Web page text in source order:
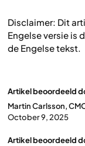
Disclaimer: Dit
Engelse versie is
de Engelse tekst.
Artikel beoordeeld
Martin Carlsson,
October 9, 2025
Artikel beoordeeld